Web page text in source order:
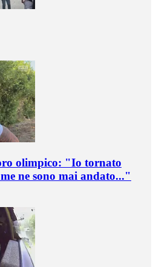
olimpico: "Io tornato
ne sono mai andato..."